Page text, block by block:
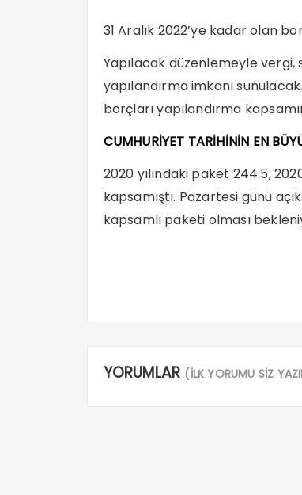
31 Aralık 2022’ye kadar olan
Yapılacak düzenlemeyle
yapılandırma imkanı
borçları yapılandırma
CUMHURİYET TARİHİNİN EN
2020 yılındaki paket 244.5,
kapsamıştı. Pazartesi günü
kapsamlı paketi olması
YORUMLAR (İLK YORUMU SİZ